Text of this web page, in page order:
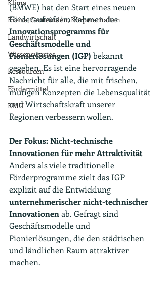
Klima
Kreise, Gemeinden, Körperschaften
Landwirtschaft
Wissenswertes.
Ressourcen
Fördermittel
KMU
(BMWE) hat den Start eines neuen
Förderaufrufs im Rahmen des
Innovationsprogramms für
Geschäftsmodelle und
Pionierlösungen (IGP) bekannt
gegeben. Es ist eine hervorragende
Nachricht für alle, die mit frischen,
mutigen Konzepten die Lebensqualität
und Wirtschaftskraft unserer
Regionen verbessern wollen.
Der Fokus: Nicht-technische
Innovationen für mehr Attraktivität
Anders als viele traditionelle
Förderprogramme zielt das IGP
explizit auf die Entwicklung
unternehmerischer nicht-technischer
Innovationen ab. Gefragt sind
Geschäftsmodelle und
Pionierlösungen, die den städtischen
und ländlichen Raum attraktiver
machen.